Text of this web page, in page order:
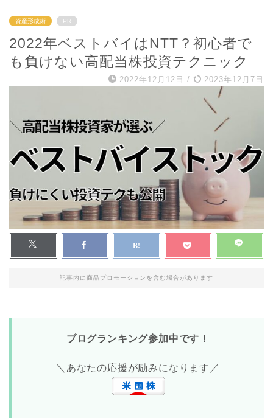
資産形成術 PR
2022年ベストバイはNTT？初心者で
も負けない高配当株投資テクニック
2022年12月12日 / 2023年12月7日
記事内に商品プロモーションを含む場合があります
ブログランキング参加中です！
＼あなたの応援が励みになります／